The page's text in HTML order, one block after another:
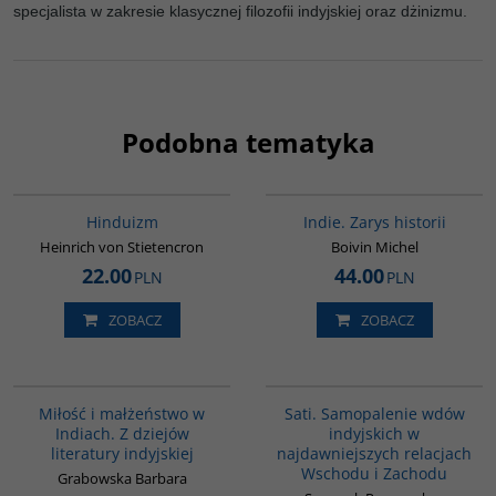
specjalista w zakresie klasycznej filozofii indyjskiej oraz dżinizmu.
Podobna tematyka
Hinduizm
Heinrich von Stietencron
22.00PLN
ZOBACZ
Indie. Zarys historii
Boivin Michel
44.00PLN
ZOBACZ
Miłość i małżeństwo w
Indiach. Z dziejów
literatury indyjskiej
Grabowska Barbara
Sati. Samopalenie wdów
indyjskich w
najdawniejszych relacjach
Wschodu i Zachodu